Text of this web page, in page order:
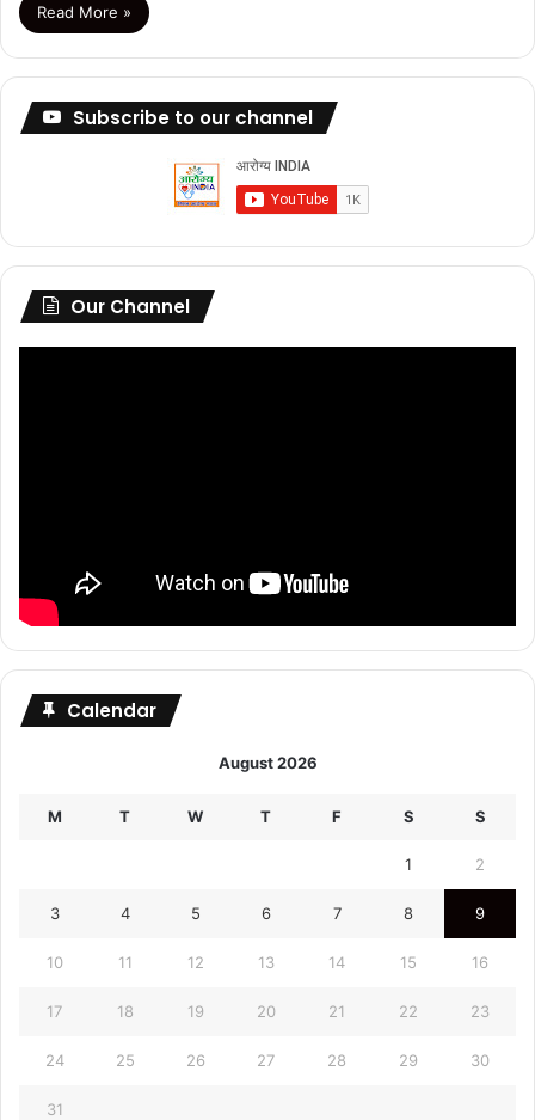
Read More »
Subscribe to our channel
Our Channel
Calendar
August 2026
M T W T F S S
1 2
3 4 5 6 7 8 9
10 11 12 13 14 15 16
17 18 19 20 21 22 23
24 25 26 27 28 29 30
31